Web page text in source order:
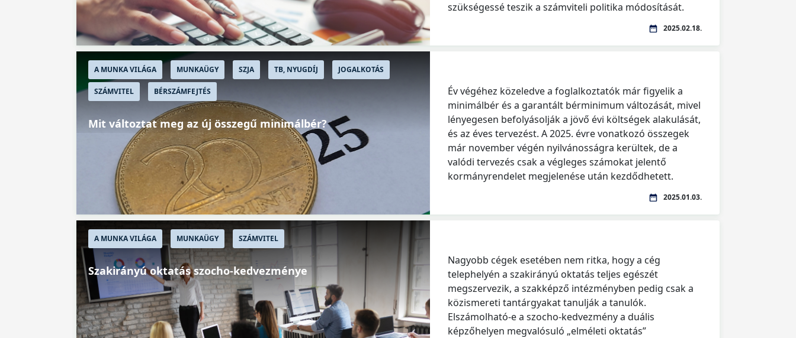
szükségessé teszik a számviteli politika módosítását.
2025.02.18.
A MUNKA VILÁGA MUNKAÜGY SZJA TB, NYUGDÍJ JOGALKOTÁS
SZÁMVITEL BÉRSZÁMFEJTÉS
Mit változtat meg az új összegű minimálbér?
Év végéhez közeledve a foglalkoztatók már figyelik a
minimálbér és a garantált bérminimum változását, mivel
lényegesen befolyásolják a jövő évi költségek alakulását,
és az éves tervezést. A 2025. évre vonatkozó összegek
már november végén nyilvánosságra kerültek, de a
valódi tervezés csak a végleges számokat jelentő
kormányrendelet megjelenése után kezdődhetett.
2025.01.03.
A MUNKA VILÁGA MUNKAÜGY SZÁMVITEL
Szakirányú oktatás szocho-kedvezménye
Nagyobb cégek esetében nem ritka, hogy a cég
telephelyén a szakirányú oktatás teljes egészét
megszervezik, a szakképző intézményben pedig csak a
közismereti tantárgyakat tanulják a tanulók.
Elszámolható-e a szocho-kedvezmény a duális
képzőhelyen megvalósuló „elméleti oktatás”